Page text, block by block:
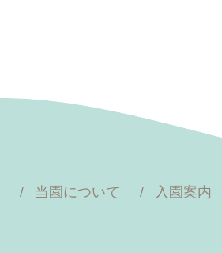
当園について 入園案内